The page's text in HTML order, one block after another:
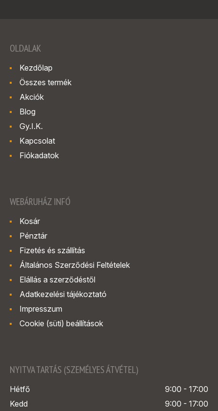
OLDALAK
Kezdőlap
Összes termék
Akciók
Blog
Gy.I.K.
Kapcsolat
Fiókadatok
WEBÁRUHÁZ INFÓ
Kosár
Pénztár
Fizetés és szállítás
Általános Szerződési Feltételek
Elállás a szerződéstől
Adatkezelési tájékoztató
Impresszum
Cookie (süti) beállítások
NYITVA TARTÁS (SZEMÉLYES ÁTVÉTEL)
Hétfő
9:00 - 17:00
Kedd
9:00 - 17:00